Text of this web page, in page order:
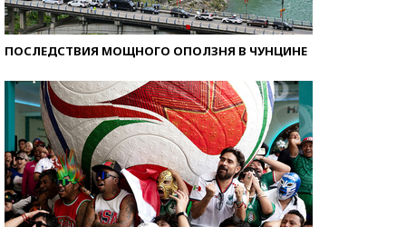
ПОСЛЕДСТВИЯ МОЩНОГО ОПОЛЗНЯ В ЧУНЦИНЕ